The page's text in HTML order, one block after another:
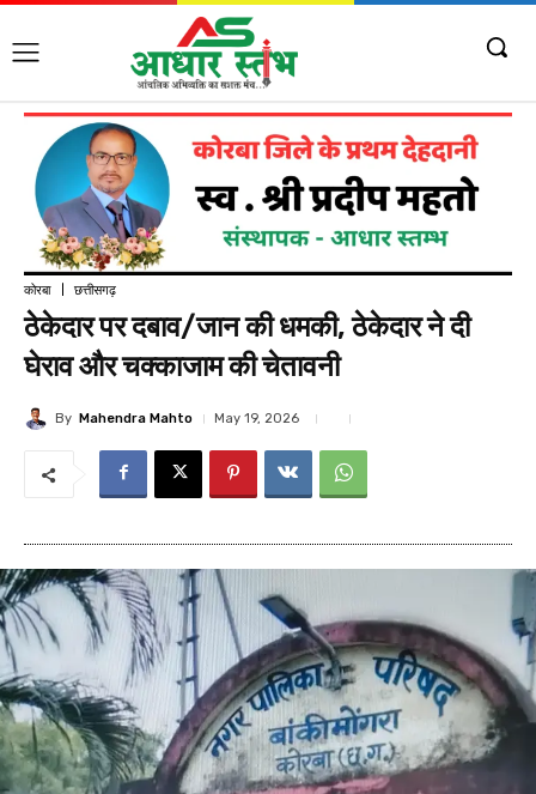
कोरबा छत्तीसगढ़
ठेकेदार पर दबाव/जान की धमकी, ठेकेदार ने दी
घेराव और चक्काजाम की चेतावनी
By Mahendra Mahto May 19, 2026